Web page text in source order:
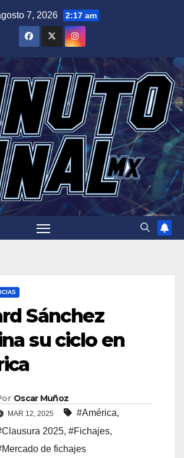
7, 2026 2:17 am
Sánchez
su ciclo en
Oscar Muñoz
MAR 12, 2025 #América,
2025, #Fichajes,
de fichajes